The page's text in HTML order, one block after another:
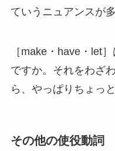
ていうニュアンスが
［make・have・let
ですか。それをわざ
ら、やっぱりちょっ
その他の使役動詞